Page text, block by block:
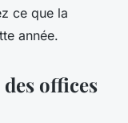
ce que la
année.
offices